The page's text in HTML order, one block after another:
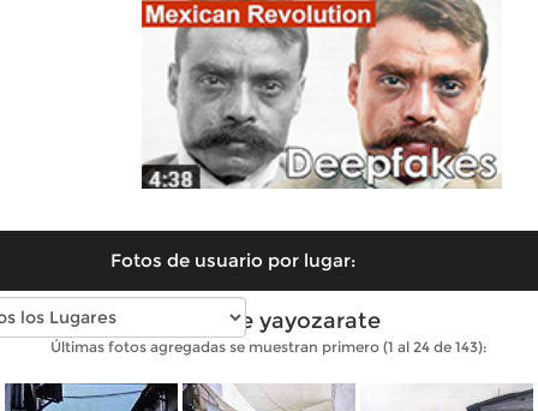
Fotos de usuario por lugar:
Fotos de yayozarate
Últimas fotos agregadas se muestran primero (1 al 24 de 143):